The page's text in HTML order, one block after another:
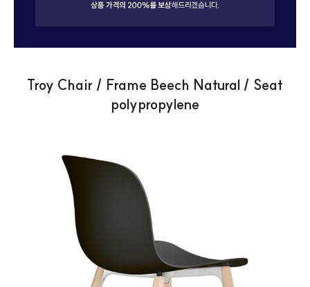
Troy Chair / Frame Beech Natural / Seat
polypropylene